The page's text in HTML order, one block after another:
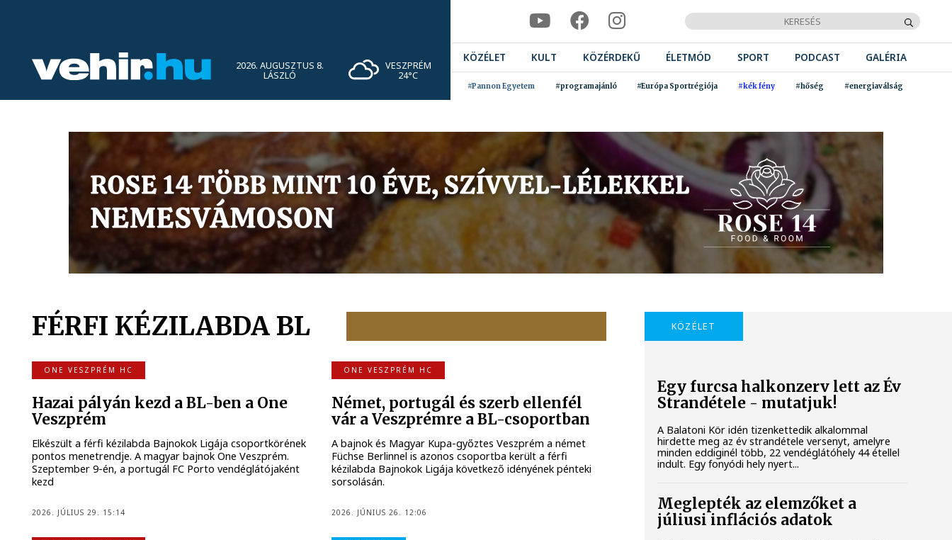
2026. AUGUSZTUS 8.
LÁSZLÓ
VESZPRÉM
24°C
KÖZÉLET KULT KÖZÉRDEKŰ ÉLETMÓD SPORT PODCAST GALÉRIA
#Pannon Egyetem #programajánló #Európa Sportrégiója #kék fény #hőség #energiaválság
FÉRFI KÉZILABDA BL
ONE VESZPRÉM HC
Hazai pályán kezd a BL-ben a One
Veszprém
Elkészült a férfi kézilabda Bajnokok Ligája csoportkörének
pontos menetrendje. A magyar bajnok One Veszprém.
Szeptember 9-én, a portugál FC Porto vendéglátójaként
kezd
2026. JÚLIUS 29. 15:14
ONE VESZPRÉM HC
Német, portugál és szerb ellenfél
vár a Veszprémre a BL-csoportban
A bajnok és Magyar Kupa-győztes Veszprém a német
Füchse Berlinnel is azonos csoportba került a férfi
kézilabda Bajnokok Ligája következő idényének pénteki
sorsolásán.
2026. JÚNIUS 26. 12:06
KÖZÉLET
Egy furcsa halkonzerv lett az Év
Strandétele - mutatjuk!
A Balatoni Kör idén tizenkettedik alkalommal
hirdette meg az év strandétele versenyt, amelyre
minden eddiginél több, 22 vendéglátóhely 44 étellel
indult. Egy fonyódi hely nyert...
Meglepték az elemzőket a
júliusi inflációs adatok